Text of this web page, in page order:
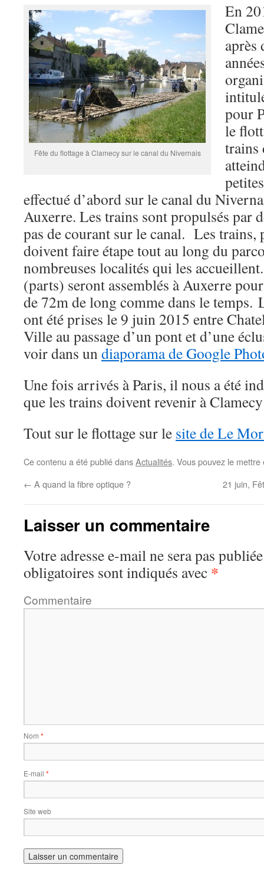
Fête du flottage à Clamecy sur le canal du Nivernais
En
après
pour
le
trains
effectué d’abord sur le canal du
Auxerre. Les trains sont propulsés par
pas de courant sur le canal. Les trains,
doivent faire étape tout au long du
nombreuses localités qui les
(parts) seront assemblés à Auxerre
de 72m de long comme dans le temps.
ont été prises le 9 juin 2015 entre
Ville au passage d’un pont et d’une
voir dans undiaporama de Google
Une fois arrivés à Paris, il nous a été
que les trains doivent revenir à
Tout sur le flottage sur le site de Le
Ce contenu a été publié dansActualités. Vous pouvez le
← A quand la fibre optique ? 21 juin,
Laisser un commentaire
Votre adresse e-mail ne sera pas
obligatoires sont indiqués avec *
Commentaire
Nom *
E-mail *
Site web